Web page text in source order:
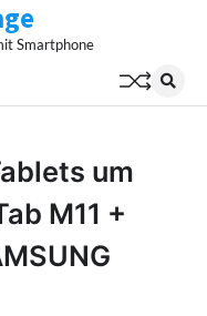
Smartphone
um
M11 +